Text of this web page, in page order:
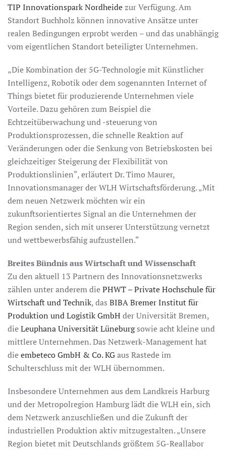
TIP Innovationspark Nordheidezur Verfügung. Am
Standort Buchholz können innovative Ansätze unter
realen Bedingungen erprobt werden – und das unabhängig
vom eigentlichen Standort beteiligter Unternehmen.
„Die Kombination der 5G-Technologie mit Künstlicher
Intelligenz, Robotik oder dem sogenannten Internet of
Things bietet für produzierende Unternehmen viele
Vorteile. Dazu gehören zum Beispiel die
Echtzeitüberwachung und -steuerung von
Produktionsprozessen, die schnelle Reaktion auf
Veränderungen oder die Senkung von Betriebskosten bei
gleichzeitiger Steigerung der Flexibilität von
Produktionslinien“, erläutert Dr. Timo Maurer,
Innovationsmanager der WLH Wirtschaftsförderung. „Mit
dem neuen Netzwerk möchten wir ein
zukunftsorientiertes Signal an die Unternehmen der
Region senden, sich mit unserer Unterstützung vernetzt
und wettbewerbsfähig aufzustellen.“
Breites Bündnis aus Wirtschaft und Wissenschaft
Zu den aktuell 13 Partnern des Innovationsnetzwerks
zählen unter anderem diePHWT – Private Hochschule für
Wirtschaft und Technik, das BIBA Bremer Institut für
Produktion und Logistik GmbH der Universität Bremen,
dieLeuphana Universität Lüneburgsowie acht kleine und
mittlere Unternehmen. Das Netzwerk-Management hat
dieembeteco GmbH & Co. KGaus Rastede im
Schulterschluss mit der WLH übernommen.
Insbesondere Unternehmen aus dem Landkreis Harburg
und der Metropolregion Hamburg lädt die WLH ein, sich
dem Netzwerk anzuschließen und die Zukunft der
industriellen Produktion aktiv mitzugestalten. „Unsere
Region bietet mit Deutschlands größtem 5G-Reallabor